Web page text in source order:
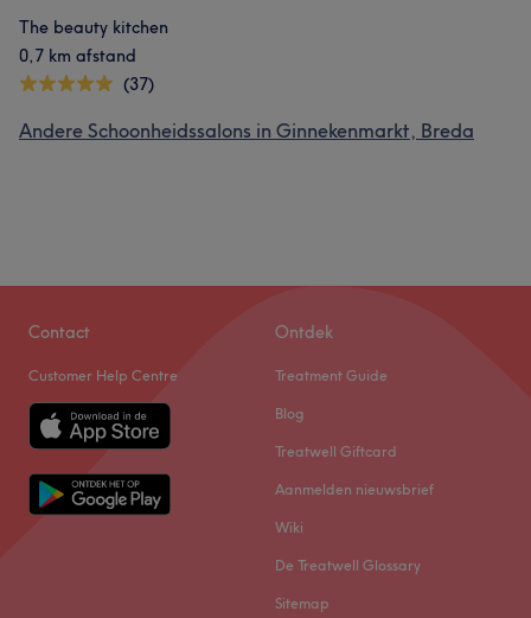
The beauty kitchen
0,7 km afstand
(37)
Andere Schoonheidssalons in Ginnekenmarkt, Breda
Contact
Customer Help Centre
Ontdek
Treatment Guide
Blog
Treatwell Giftcard
Aanmelden nieuwsbrief
Wiki
De Treatwell Glossary
Sitemap